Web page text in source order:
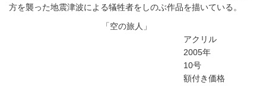
方を襲った地震津波による犠牲者をしのぶ作品を描いている。
「空の旅人」
アクリル
2005年
10号
額付き価格